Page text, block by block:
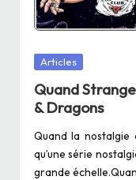
Posted
Articles
Quand
& Dragons
Quand la nostalgie
qu’une série
grande